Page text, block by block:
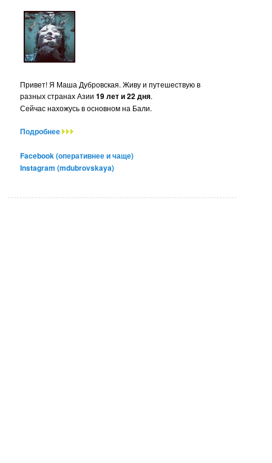
Привет! Я Маша Дубровская. Живу и путешествую в
разных странах Азии19 лет и 22 дня.
Сейчас нахожусь в основном на Бали.
Подробнее
Facebook (оперативнее и чаще)
Instagram (mdubrovskaya)